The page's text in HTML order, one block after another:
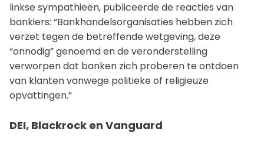
linkse sympathieën, publiceerde de reacties van
bankiers: “Bankhandelsorganisaties hebben zich
verzet tegen de betreffende wetgeving, deze
“onnodig” genoemd en de veronderstelling
verworpen dat banken zich proberen te ontdoen
van klanten vanwege politieke of religieuze
opvattingen.”
DEI, Blackrock en Vanguard